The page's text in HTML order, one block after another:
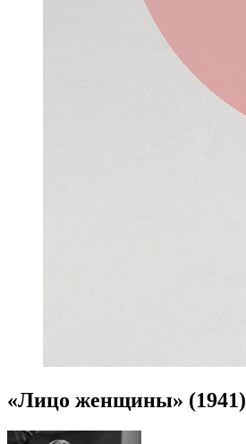
«Лицо женщины» (1941)